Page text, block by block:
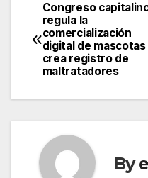
Post
navigation
Congreso
regula la
comercialización
digital de mascotas
crea registro de
maltratadores
By